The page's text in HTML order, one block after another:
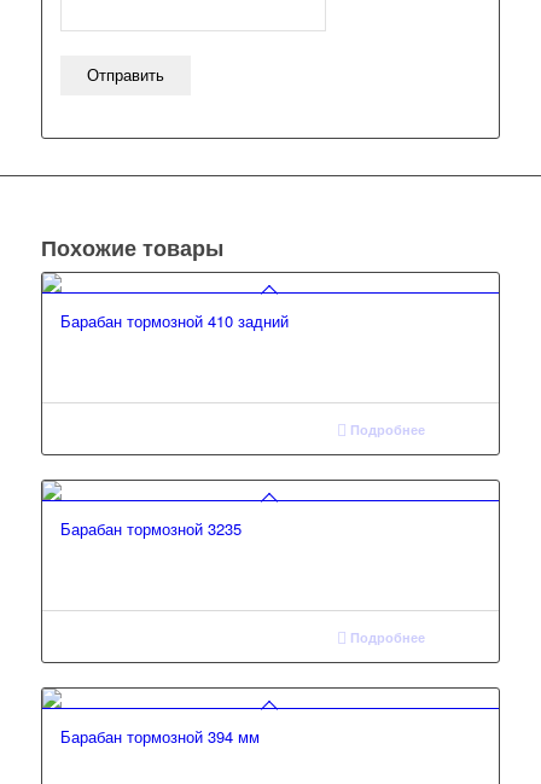
Похожие товары
Барабан тормозной 410 задний
Подробнее
Барабан тормозной 3235
Подробнее
Барабан тормозной 394 мм